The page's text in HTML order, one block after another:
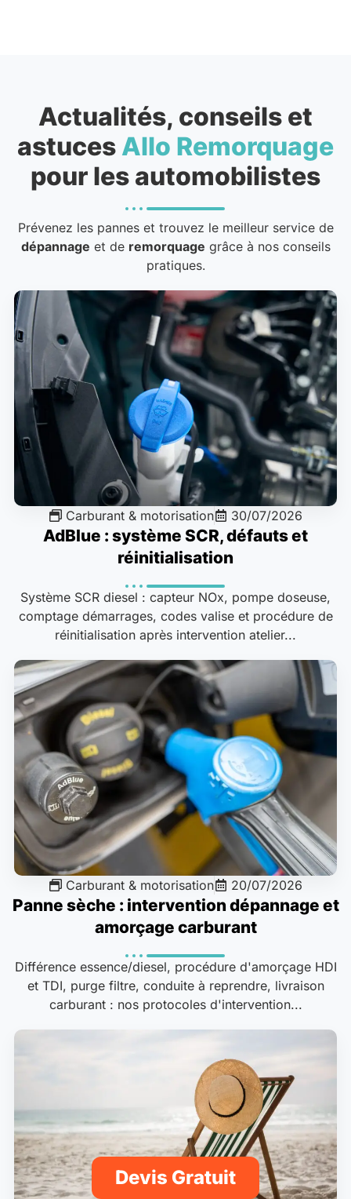
Actualités, conseils et
astuces Allo Remorquage
pour les automobilistes
Prévenez les pannes et trouvez le meilleur service de
dépannage et de remorquage grâce à nos conseils
pratiques.
Carburant & motorisation 30/07/2026
AdBlue : système SCR, défauts et
réinitialisation
Système SCR diesel : capteur NOx, pompe doseuse,
comptage démarrages, codes valise et procédure de
réinitialisation après intervention atelier...
Carburant & motorisation 20/07/2026
Panne sèche : intervention dépannage et
amorçage carburant
Différence essence/diesel, procédure d'amorçage HDI
et TDI, purge filtre, conduite à reprendre, livraison
carburant : nos protocoles d'intervention...
Devis Gratuit